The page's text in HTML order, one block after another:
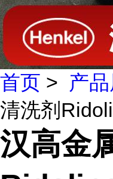
首页 > 产
清洗剂
汉高金